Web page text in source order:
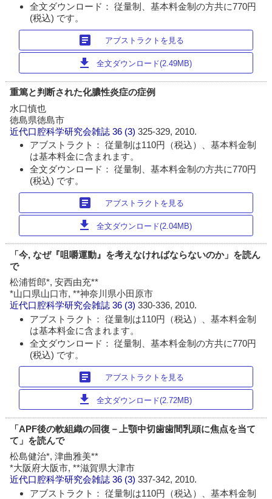
全文ダウンロード： 従量制、基本料金制の方共に770円
(税込) です。
article アブストラクトを見る
download 全文ダウンロード(2.49MB)
重篤と判断された化膿性炎症の症例
水口慎也
徳島県徳島市
近代口腔科学研究会雑誌 36 (3)325-329, 2010.
アブストラクト： 従量制は110円（税込）、基本料金制
は基本料金に含まれます。
全文ダウンロード： 従量制、基本料金制の方共に770円
(税込) です。
article アブストラクトを見る
download 全文ダウンロード(2.04MB)
「今, なぜ『咀嚼運動』を考えなければならないのか」を読ん
で
松浦哲郎*, 安西由充**
*山口県山口市, **神奈川県小田原市
近代口腔科学研究会雑誌 36 (3)330-336, 2010.
アブストラクト： 従量制は110円（税込）、基本料金制
は基本料金に含まれます。
全文ダウンロード： 従量制、基本料金制の方共に770円
(税込) です。
article アブストラクトを見る
download 全文ダウンロード(2.72MB)
「APF後の軟組織の回復－上顎中切歯歯間乳頭に焦点を当て
て」を読んで
松島健治*, 津曲雅美**
*大阪府大阪市, **滋賀県大津市
近代口腔科学研究会雑誌 36 (3)337-342, 2010.
アブストラクト： 従量制は110円（税込）、基本料金制